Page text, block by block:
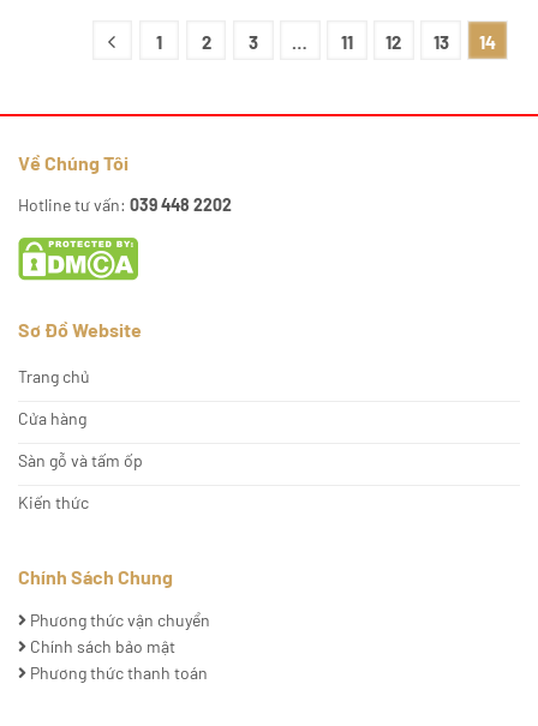
1 2 3 … 11 12 13 14
Về Chúng Tôi
Hotline tư vấn: 039 448 2202
Sơ Đồ Website
Trang chủ
Cửa hàng
Sàn gỗ và tấm ốp
Kiến thức
Chính Sách Chung
Phương thức vận chuyển
Chính sách bảo mật
Phương thức thanh toán